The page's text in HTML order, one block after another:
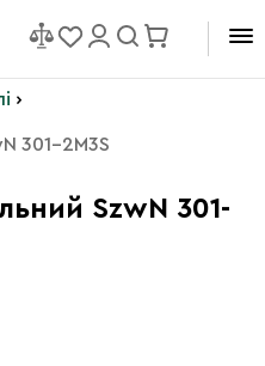
›
301-2M3S
SzwN 301-